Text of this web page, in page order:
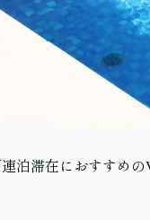
泊滞在におすすめ